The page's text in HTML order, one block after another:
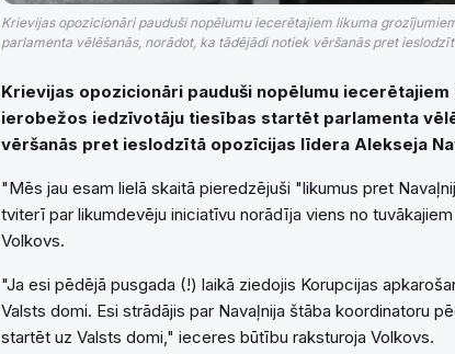
Krievijas opozicionāri pauduši nopēlumu iecerētajiem likuma
parlamenta vēlēšanās, norādot, ka tādējādi notiek vēršanās pret
Krievijas opozicionāri pauduši nopēlumu
ierobežos iedzīvotāju tiesības startēt parlamenta
vēršanās pret ieslodzītā opozīcijas līdera Alekseja
"Mēs jau esam lielā skaitā pieredzējuši "likumus pret
tviterī par likumdevēju iniciatīvu norādīja viens no
Volkovs.
"Ja esi pēdējā pusgada (!) laikā ziedojis Korupcijas
Valsts domi. Esi strādājis par Navaļnija štāba koordinatoru
startēt uz Valsts domi," ieceres būtību raksturoja Volkovs.